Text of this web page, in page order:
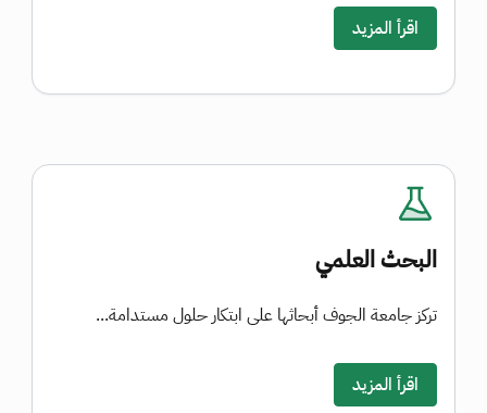
اقرأ المزيد
البحث العلمي
تركز جامعة الجوف أبحاثها على ابتكار حلول مستدامة...
اقرأ المزيد